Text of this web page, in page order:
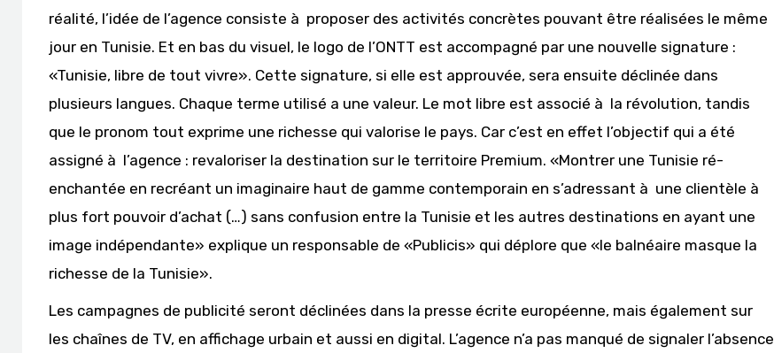
réalité, l’idée de l’agence consiste à proposer des activités concrètes pouvant être réalisées le même
jour en Tunisie. Et en bas du visuel, le logo de l’ONTT est accompagné par une nouvelle signature :
«Tunisie, libre de tout vivre». Cette signature, si elle est approuvée, sera ensuite déclinée dans
plusieurs langues. Chaque terme utilisé a une valeur. Le mot libre est associé à la révolution, tandis
que le pronom tout exprime une richesse qui valorise le pays. Car c’est en effet l’objectif qui a été
assigné à l’agence : revaloriser la destination sur le territoire Premium. «Montrer une Tunisie ré-
enchantée en recréant un imaginaire haut de gamme contemporain en s’adressant à une clientèle à
plus fort pouvoir d’achat (…) sans confusion entre la Tunisie et les autres destinations en ayant une
image indépendante» explique un responsable de «Publicis» qui déplore que «le balnéaire masque la
richesse de la Tunisie».
Les campagnes de publicité seront déclinées dans la presse écrite européenne, mais également sur
les chaînes de TV, en affichage urbain et aussi en digital. L’agence n’a pas manqué de signaler l’absence